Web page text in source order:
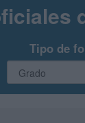
Tipo de